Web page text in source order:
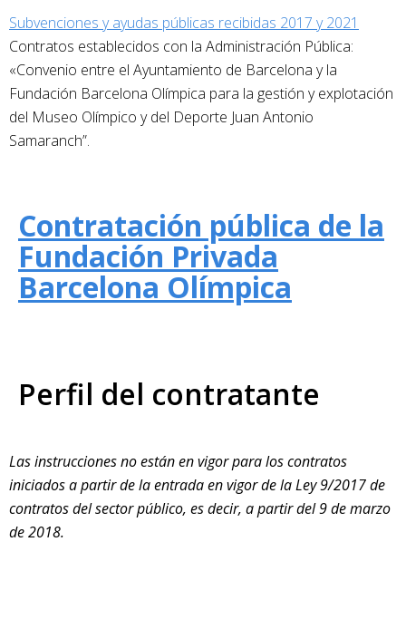
Subvenciones y ayudas públicas recibidas 2017 y 2021
Contratos establecidos con la Administración Pública:
«Convenio entre el Ayuntamiento de Barcelona y la
Fundación Barcelona Olímpica para la gestión y explotación
del Museo Olímpico y del Deporte Juan Antonio
Samaranch”.
Contratación pública de la
Fundación Privada
Barcelona Olímpica
Perfil del contratante
Las instrucciones no están en vigor para los contratos
iniciados a partir de la entrada en vigor de la Ley 9/2017 de
contratos del sector público, es decir, a partir del 9 de marzo
de 2018.